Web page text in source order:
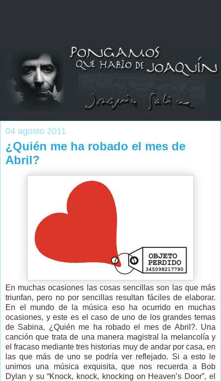
04 agosto 2011
¿Quién me ha robado el mes de
Abril?
En muchas ocasiones las cosas sencillas son las que más
triunfan, pero no por sencillas resultan fáciles de elaborar.
En el mundo de la música eso ha ocurrido en muchas
ocasiones, y este es el caso de uno de los grandes temas
de Sabina, ¿Quién me ha robado el mes de Abril?. Una
canción que trata de una manera magistral la melancolía y
el fracaso mediante tres historias muy de andar por casa, en
las que más de uno se podría ver reflejado. Si a esto le
unimos una música exquisita, que nos recuerda a Bob
Dylan y su “Knock, knock, knocking on Heaven’s Door”, el